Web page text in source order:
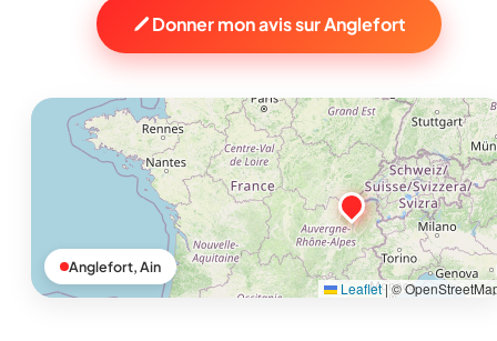
Donner mon avis sur Anglefort
Leaflet|©
Anglefort, Ain